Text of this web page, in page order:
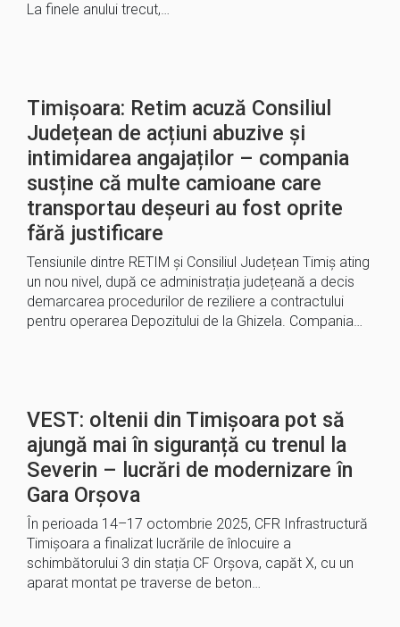
La finele anului trecut,…
Timișoara: Retim acuză Consiliul
Județean de acțiuni abuzive și
intimidarea angajaților – compania
susține că multe camioane care
transportau deșeuri au fost oprite
fără justificare
Tensiunile dintre RETIM și Consiliul Județean Timiș ating
un nou nivel, după ce administrația județeană a decis
demarcarea procedurilor de reziliere a contractului
pentru operarea Depozitului de la Ghizela. Compania…
VEST: oltenii din Timișoara pot să
ajungă mai în siguranță cu trenul la
Severin – lucrări de modernizare în
Gara Orșova
În perioada 14–17 octombrie 2025, CFR Infrastructură
Timișoara a finalizat lucrările de înlocuire a
schimbătorului 3 din stația CF Orșova, capăt X, cu un
aparat montat pe traverse de beton…